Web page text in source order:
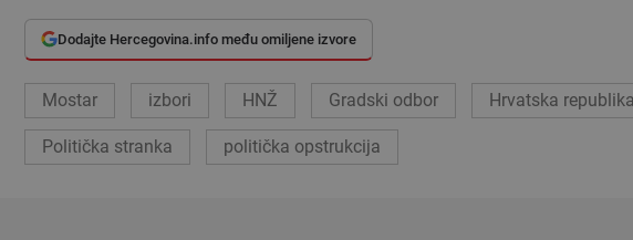
Dodajte Hercegovina.info među omiljene izvore
Mostar izbori HNŽ Gradski odbor Hrvatska
Politička stranka politička opstrukcija